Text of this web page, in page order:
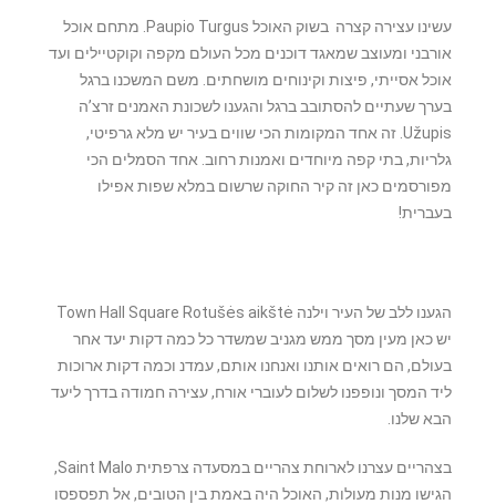
עשינו עצירה קצרה בשוק האוכל Paupio Turgus. מתחם אוכל
אורבני ומעוצב שמאגד דוכנים מכל העולם מקפה וקוקטיילים ועד
אוכל אסייתי, פיצות וקינוחים מושחתים. משם המשכנו ברגל
בערך שעתיים להסתובב ברגל והגענו לשכונת האמנים זרצ’ה
Užupis. זה אחד המקומות הכי שווים בעיר יש מלא גרפיטי,
גלריות, בתי קפה מיוחדים ואמנות רחוב. אחד הסמלים הכי
מפורסמים כאן זה קיר החוקה שרשום במלא שפות אפילו
בעברית!
הגענו ללב של העיר וילנה Town Hall Square Rotušės aikštė
יש כאן מעין מסך ממש מגניב שמשדר כל כמה דקות יעד אחר
בעולם, הם רואים אותנו ואנחנו אותם, עמדנ וכמה דקות ארוכות
ליד המסך ונופפנו לשלום לעוברי אורח, עצירה חמודה בדרך ליעד
הבא שלנו.
בצהריים עצרנו לארוחת צהריים במסעדה צרפתית Saint Malo,
הגישו מנות מעולות, האוכל היה באמת בין הטובים, אל תפספסו